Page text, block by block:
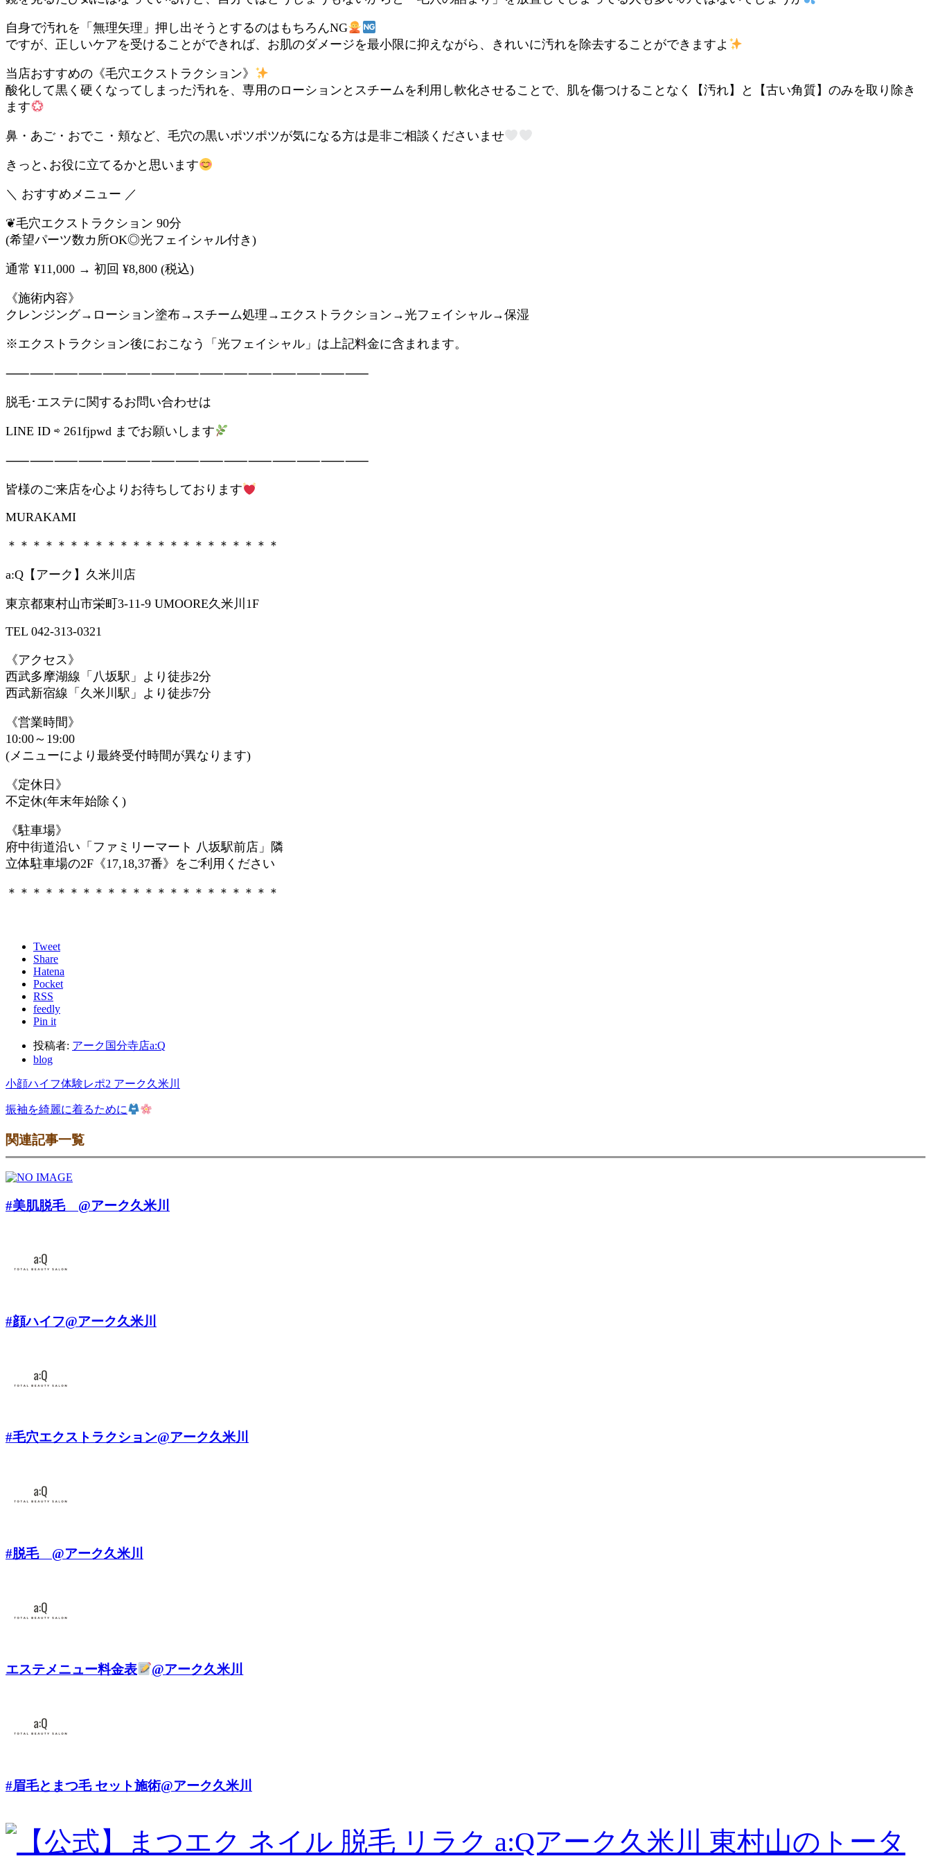
自身で汚れを「無理矢理」押し出そうとするのはもちろんNG
ですが、正しいケアを受けることができれば、お肌のダメージを最小限に抑えながら、きれいに汚れを除去することができますよ
当店おすすめの《毛穴エクストラクション》
酸化して黒く硬くなってしまった汚れを、専用のローションとスチームを利用し軟化させることで、肌を傷つけることなく【汚れ】と【古い角質】のみを取り除き
ます
鼻・あご・おでこ・頬など、毛穴の黒いポツポツが気になる方は是非ご相談くださいませ
きっと､お役に立てるかと思います
＼ おすすめメニュー ／
❦毛穴エクストラクション 90分
(希望パーツ数カ所OK◎光フェイシャル付き)
通常 ¥11,000 → 初回 ¥8,800 (税込)
《施術内容》
クレンジング→ローション塗布→スチーム処理→エクストラクション→光フェイシャル→保湿
※エクストラクション後におこなう「光フェイシャル」は上記料金に含まれます。
⸺⸺⸺⸺⸺⸺⸺⸺⸺⸺⸺⸺⸺⸺⸺
脱毛･エステに関するお問い合わせは
LINE ID ⇨ 261fjpwd までお願いします
⸺⸺⸺⸺⸺⸺⸺⸺⸺⸺⸺⸺⸺⸺⸺
皆様のご来店を心よりお待ちしております
MURAKAMI
＊＊＊＊＊＊＊＊＊＊＊＊＊＊＊＊＊＊＊＊＊＊
a:Q【アーク】久米川店
東京都東村山市栄町3-11-9 UMOORE久米川1F
TEL 042-313-0321
《アクセス》
西武多摩湖線「八坂駅」より徒歩2分
西武新宿線「久米川駅」より徒歩7分
《営業時間》
10:00～19:00
(メニューにより最終受付時間が異なります)
《定休日》
不定休(年末年始除く)
《駐車場》
府中街道沿い「ファミリーマート 八坂駅前店」隣
立体駐車場の2F《17,18,37番》をご利用ください
＊＊＊＊＊＊＊＊＊＊＊＊＊＊＊＊＊＊＊＊＊＊
Tweet
Share
Hatena
Pocket
RSS
feedly
Pin it
投稿者: アーク国分寺店a:Q
blog
小顔ハイフ体験レポ2 アーク久米川
振袖を綺麗に着るために
関連記事一覧
#美肌脱毛 @アーク久米川
#顔ハイフ@アーク久米川
#毛穴エクストラクション@アーク久米川
#脱毛 @アーク久米川
エステメニュー料金表 @アーク久米川
#眉毛とまつ毛 セット施術@アーク久米川